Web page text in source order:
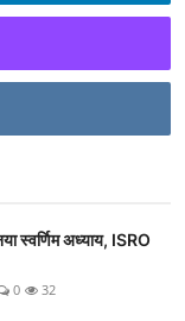
स्वर्णिम अध्याय, ISRO
0 32